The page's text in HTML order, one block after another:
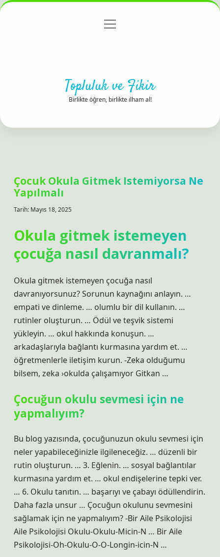
Gizlilik Politikası
menüyü
Topluluk ve Fikir
Birlikte öğren, birlikte ilham al!
Çocuk Okula Gitmek Istemiyorsa Ne
Yapılmalı
Tarih: Mayıs 18, 2025
Okula gitmek istemeyen
çocuğa nasıl davranmalı?
Okula gitmek istemeyen çocuğa nasıl
davranıyorsunuz? Sorunun kaynağını anlayın. …
empati ve dinleme. … olumlu bir dil kullanın. …
rutinler oluşturun. … Ödül ve teşvik sistemi
yükleyin. … okul hakkında konuşun. …
arkadaşlarıyla bağlantı kurmasına yardım et. …
öğretmenlerle iletişim kurun. -Zeka olduğumu
bilsem, zeka ›okulda çalışamıyor Gitkan …
Çocuğun okulu sevmesi için ne
yapmalıyım?
Bu blog yazısında, çocuğunuzun okulu sevmesi için
neler yapabileceğinizle ilgileneceğiz. … düzenli bir
rutin oluşturun. … 3. Eğlenin. … sosyal bağlantılar
kurmasına yardım et. … okul endişelerine tepki ver.
… 6. Okulu tanıtın. … başarıyı ve çabayı ödüllendirin.
Daha fazla unsur … Çocuğun okulunu sevmesini
sağlamak için ne yapmalıyım? -Bir Aile Psikolojisi
Aile Psikolojisi Okulu-Okulu-Micin-N … Bir Aile
Psikolojisi-Oh-Okulu-O-O-Longin-icin-N …